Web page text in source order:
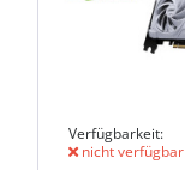
Verfügbarkeit:
nicht verfügbar